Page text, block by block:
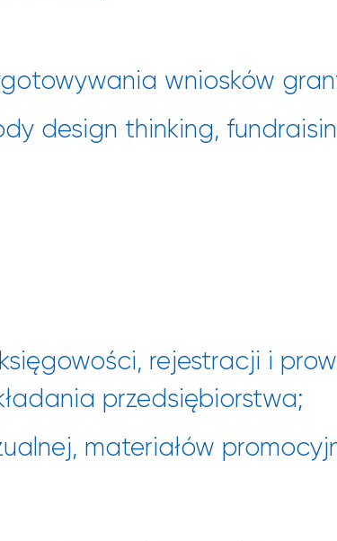
wniosków
design thinking,
rejestracji i
przedsiębiorstwa;
materiałów